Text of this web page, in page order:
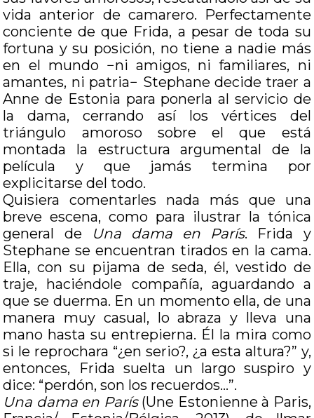
vida anterior de camarero. Perfectamente
conciente de que Frida, a pesar de toda su
fortuna y su posición, no tiene a nadie más
en el mundo −ni amigos, ni familiares, ni
amantes, ni patria− Stephane decide traer a
Anne de Estonia para ponerla al servicio de
la dama, cerrando así los vértices del
triángulo amoroso sobre el que está
montada la estructura argumental de la
película y que jamás termina por
explicitarse del todo.
Quisiera comentarles nada más que una
breve escena, como para ilustrar la tónica
general de
Una dama en París. Frida y
Stephane se encuentran tirados en la cama.
Ella, con su pijama de seda, él, vestido de
traje, haciéndole compañía, aguardando a
que se duerma. En un momento ella, de una
manera muy casual, lo abraza y lleva una
mano hasta su entrepierna. Él la mira como
si le reprochara “¿en serio?, ¿a esta altura?” y,
entonces, Frida suelta un largo suspiro y
dice: “perdón, son los recuerdos…”.
Una dama en París(Une Estonienne à Paris,